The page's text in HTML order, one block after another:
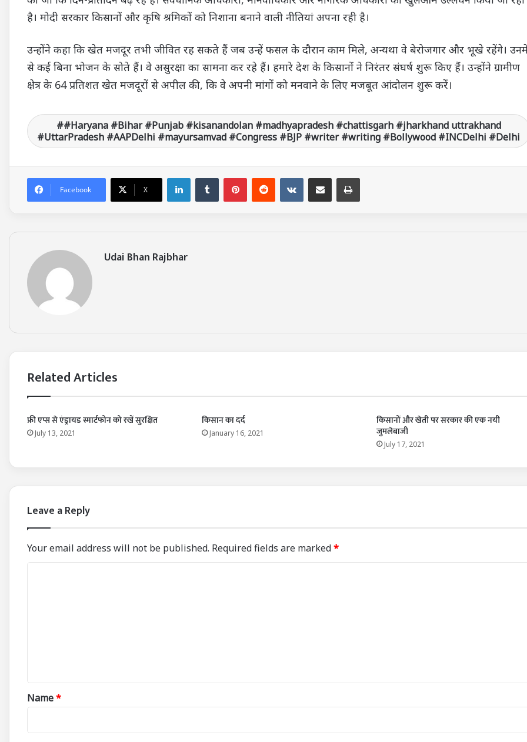
है। मोदी सरकार किसानों और कृषि श्रमिकों को निशाना बनाने वाली नीतियां अपना रही है।
उन्होंने कहा कि खेत मजदूर तभी जीवित रह सकते हैं जब उन्हें फसल के दौरान काम मिले, अन्यथा वे बेरोजगार और भूखे रहेंगे।
से कई बिना भोजन के सोते हैं। वे असुरक्षा का सामना कर रहे हैं। हमारे देश के किसानों ने निरंतर संघर्ष शुरू किए हैं। उन्होंने ग्रामीण
क्षेत्र के 64 प्रतिशत खेत मजदूरों से अपील की, कि वे अपनी मांगों को मनवाने के लिए मजबूत आंदोलन शुरू करें।
#Haryana #Bihar #Punjab #kisanandolan #madhyapradesh #chattisgarh #jharkhand uttrakhand
#UttarPradesh #AAPDelhi #mayursamvad #Congress #BJP #writer #writing #Bollywood #INCDelhi #Delhi
Facebook X
LinkedIn VKontakte
Udai Bhan Rajbhar
Related Articles
फ्री एप्स से एंड्रायड स्मार्टफोन को रखें सुरक्षित
July 13, 2021
किसान का दर्द
January 16, 2021
किसानों और खेती पर सरकार की एक नयी
जुमलेबाजी
July 17, 2021
Leave a Reply
Your email address will not be published. Required fields are marked*
*
Name*